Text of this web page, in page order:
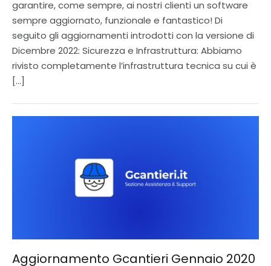
garantire, come sempre, ai nostri clienti un software
sempre aggiornato, funzionale e fantastico! Di
seguito gli aggiornamenti introdotti con la versione di
Dicembre 2022: Sicurezza e Infrastruttura: Abbiamo
rivisto completamente l’infrastruttura tecnica su cui è
[…]
Aggiornamento Gcantieri Gennaio 2020